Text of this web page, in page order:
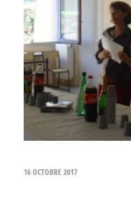
16 OCTOBRE 2017